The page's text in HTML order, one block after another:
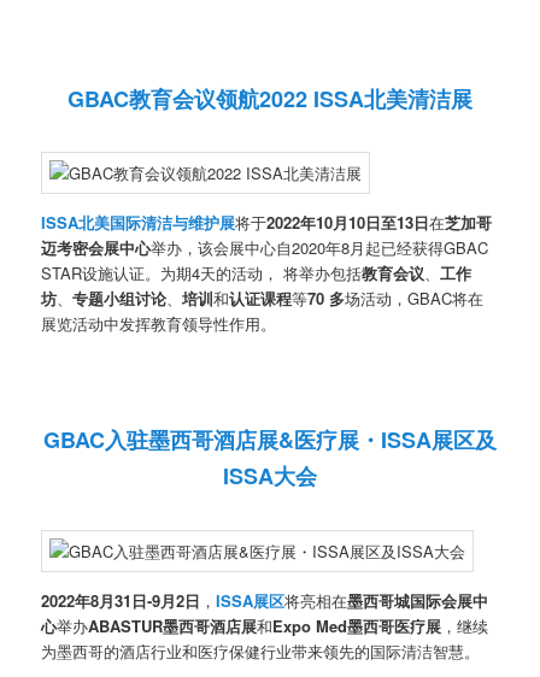
GBAC教育会议领航2022 ISSA北美清洁展
ISSA北美国际清洁与维护展将于2022年10月10日至13日在芝加哥
迈考密会展中心举办，该会展中心自2020年8月起已经获得GBAC
STAR设施认证。为期4天的活动， 将举办包括教育会议、工作
坊、专题小组讨论、培训和认证课程等70 多场活动，GBAC将在
展览活动中发挥教育领导性作用。
GBAC入驻墨西哥酒店展&医疗展・ISSA展区及
ISSA大会
2022年8月31日-9月2日 ，ISSA展区将亮相在墨西哥城国际会展中
心举办ABASTUR墨西哥酒店展和Expo Med墨西哥医疗展 ，继续
为墨西哥的酒店行业和医疗保健行业带来领先的国际清洁智慧。